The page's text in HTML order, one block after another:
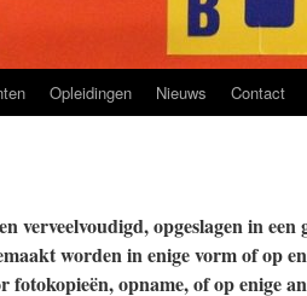
Opleidingen Nieuws Contact
verveelvoudigd, opgeslagen in een
worden in enige vorm of op
fotokopieën, opname, of op enige